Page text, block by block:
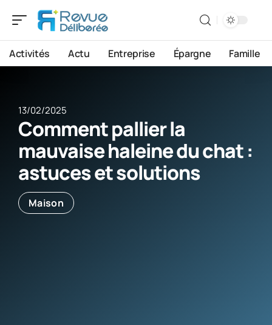
Activités Actu Entreprise Épargne Famille
13/02/2025
Comment pallier la
mauvaise haleine du chat :
astuces et solutions
Maison